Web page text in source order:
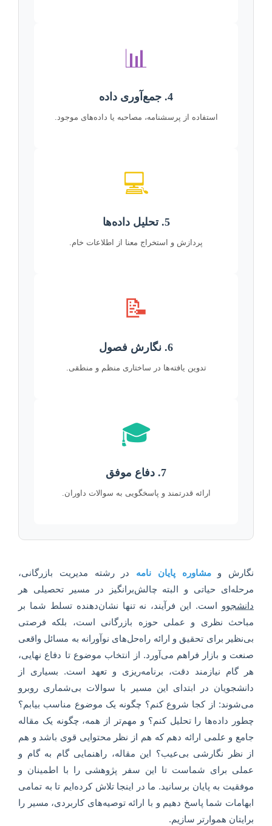
📊
4. جمع‌آوری داده
استفاده از پرسشنامه، مصاحبه یا داده‌های موجود.
💻
5. تحلیل داده‌ها
پردازش و استخراج معنا از اطلاعات خام.
📝
6. نگارش فصول
تدوین یافته‌ها در ساختاری منظم و منطقی.
🎓
7. دفاع موفق
ارائه قدرتمند و پاسخگویی به سوالات داوران.
نگارش ومشاوره پایان نامه در رشته مدیریت بازرگانی،
مرحله‌ای حیاتی و البته چالش‌برانگیز در مسیر تحصیلی هر
دانشجوو است. این فرآیند، نه تنها نشان‌دهنده تسلط شما بر
مباحث نظری و عملی حوزه بازرگانی است، بلکه فرصتی
بی‌نظیر برای تحقیق و ارائه راه‌حل‌های نوآورانه به مسائل واقعی
صنعت و بازار فراهم می‌آورد. از انتخاب موضوع تا دفاع نهایی،
هر گام نیازمند دقت، برنامه‌ریزی و تعهد است. بسیاری از
دانشجویان در ابتدای این مسیر با سوالات بی‌شماری روبرو
می‌شوند: از کجا شروع کنم؟ چگونه یک موضوع مناسب بیابم؟
چطور داده‌ها را تحلیل کنم؟ و مهم‌تر از همه، چگونه یک مقاله
جامع و علمی ارائه دهم که هم از نظر محتوایی قوی باشد و هم
از نظر نگارشی بی‌عیب؟ این مقاله، راهنمایی گام به گام و
عملی برای شماست تا این سفر پژوهشی را با اطمینان و
موفقیت به پایان برسانید. ما در اینجا تلاش کرده‌ایم تا به تمامی
ابهامات شما پاسخ دهیم و با ارائه توصیه‌های کاربردی، مسیر را
برایتان هموارتر سازیم.